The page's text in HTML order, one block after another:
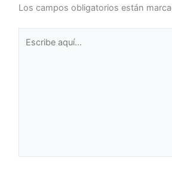
Los campos obligatorios están
aquí...